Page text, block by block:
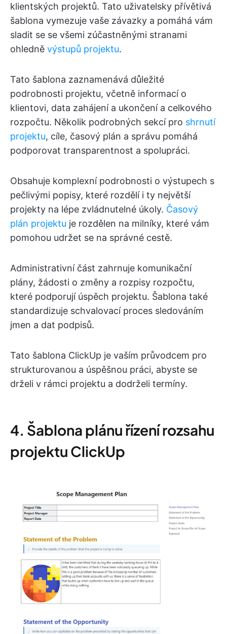
klientských projektů. Tato uživatelsky přívětivá
šablona vymezuje vaše závazky a pomáhá vám
sladit se se všemi zúčastněnými stranami
ohledně výstupů projektu.
Tato šablona zaznamenává důležité
podrobnosti projektu, včetně informací o
klientovi, data zahájení a ukončení a celkového
rozpočtu. Několik podrobných sekcí pro shrnutí
projektu, cíle, časový plán a správu pomáhá
podporovat transparentnost a spolupráci.
Obsahuje komplexní podrobnosti o výstupech s
pečlivými popisy, které rozdělí i ty největší
projekty na lépe zvládnutelné úkoly. Časový
plán projektu je rozdělen na milníky, které vám
pomohou udržet se na správné cestě.
Administrativní část zahrnuje komunikační
plány, žádosti o změny a rozpisy rozpočtu,
které podporují úspěch projektu. Šablona také
standardizuje schvalovací proces sledováním
jmen a dat podpisů.
Tato šablona ClickUp je vaším průvodcem pro
strukturovanou a úspěšnou práci, abyste se
drželi v rámci projektu a dodrželi termíny.
4. Šablona plánu řízení rozsahu
projektu ClickUp